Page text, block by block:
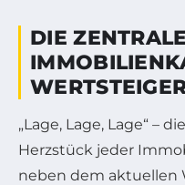
DIE
„Lage, Lage, Lage“ –
Herzstück jeder
neben dem aktuellen